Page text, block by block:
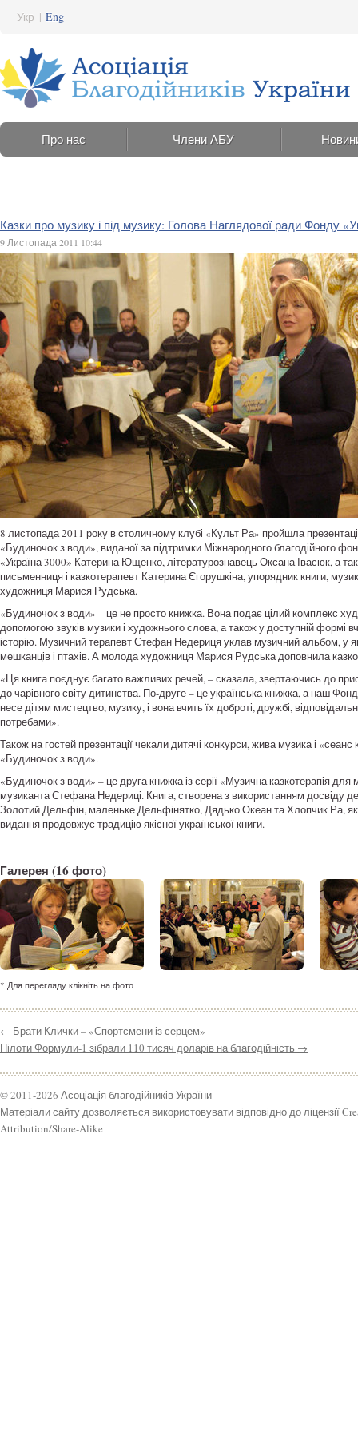
Укр | Eng
Про нас Члени АБУ
Казки про музику і під музику: Голова Наглядової ради Фонду
9 Листопада 2011 10:44
8 листопада 2011 року в столичному клубі «Культ Ра» пройшла
«Будиночок з води», виданої за підтримки Міжнародного благодійного
«Україна 3000» Катерина Ющенко, літературознавець Оксана Івасюк, а
письменниця і казкотерапевт Катерина Єгорушкіна, упорядник книги,
художниця Марися Рудська.
«Будиночок з води» – це не просто книжка. Вона подає цілий комплекс
допомогою звуків музики і художнього слова, а також у доступній формі
історію. Музичний терапевт Стефан Недериця уклав музичний альбом, у
мешканців і птахів. А молода художниця Марися Рудська доповнила
«Ця книга поєднує багато важливих речей, – сказала, звертаючись до
до чарівного світу дитинства. По-друге – це українська книжка, а наш
несе дітям мистецтво, музику, і вона вчить їх доброті, дружбі,
потребами».
Також на гостей презентації чекали дитячі конкурси, жива музика і
«Будиночок з води».
«Будиночок з води» – це друга книжка із серії «Музична казкотерапія
музиканта Стефана Недериці. Книга, створена з використанням досвіду
Золотий Дельфін, маленьке Дельфінятко, Дядько Океан та Хлопчик Ра,
видання продовжує традицію якісної української книги.
Галерея (16 фото)
* Для перегляду клікніть на фото
← Брати Клички – «Спортсмени із серцем»
Пілоти Формули-1 зібрали 110 тисяч доларів на благодійність →
© 2011-2026 Асоціація благодійників України
Матеріали сайту дозволяється використовувати відповідно до ліцензії
Attribution/Share-Alike